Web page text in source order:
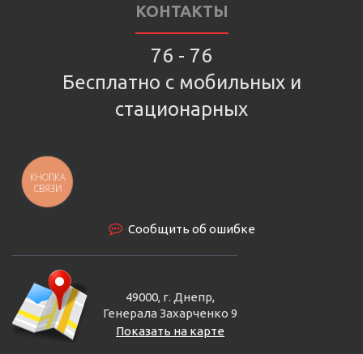
КОНТАКТЫ
76 - 76
Бесплатно с мобильных и
стационарных
Сообщить об ошибке
49000, г. Днепр,
Генерала Захарченко 9
Показать на карте
КНОПКА
СВЯЗИ